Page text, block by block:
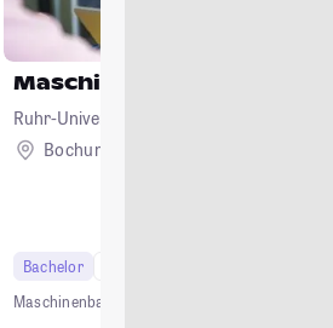
Maschinenbau
Ruhr-Universität Bochum
Bochum
Bachelor
Maschinenbau